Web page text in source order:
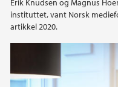
Erik Knudsen og Magnus
instituttet, vant Norsk
artikkel 2020.